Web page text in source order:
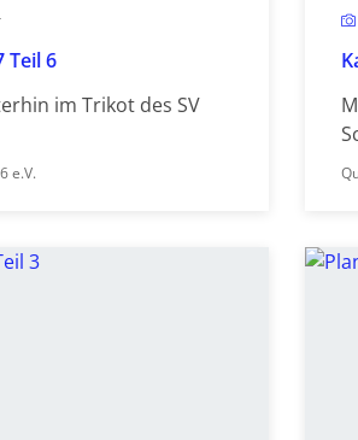
Teil 6
im Trikot des SV
e.V.